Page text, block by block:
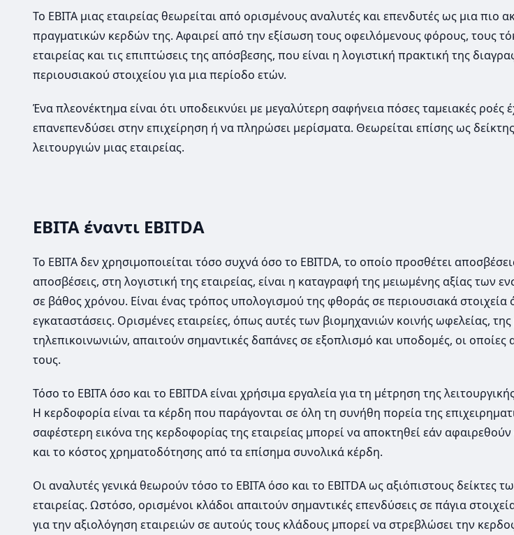
Το EBITA μιας εταιρείας θεωρείται από ορισμένους αναλυτές και επενδυτές ως μια πιο
πραγματικών κερδών της. Αφαιρεί από την εξίσωση τους οφειλόμενους φόρους, τους
εταιρείας και τις επιπτώσεις της απόσβεσης, που είναι η λογιστική πρακτική της
περιουσιακού στοιχείου για μια περίοδο ετών.
Ένα πλεονέκτημα είναι ότι υποδεικνύει με μεγαλύτερη σαφήνεια πόσες ταμειακές ροές
επανεπενδύσει στην επιχείρηση ή να πληρώσει μερίσματα. Θεωρείται επίσης ως
λειτουργιών μιας εταιρείας.
EBITA έναντι EBITDA
Το EBITA δεν χρησιμοποιείται τόσο συχνά όσο το EBITDA, το οποίο προσθέτει
αποσβέσεις, στη λογιστική της εταιρείας, είναι η καταγραφή της μειωμένης αξίας των
σε βάθος χρόνου. Είναι ένας τρόπος υπολογισμού της φθοράς σε περιουσιακά στοιχεία
εγκαταστάσεις. Ορισμένες εταιρείες, όπως αυτές των βιομηχανιών κοινής ωφελείας,
τηλεπικοινωνιών, απαιτούν σημαντικές δαπάνες σε εξοπλισμό και υποδομές, οι οποίες
τους.
Τόσο το EBITA όσο και το EBITDA είναι χρήσιμα εργαλεία για τη μέτρηση της
Η κερδοφορία είναι τα κέρδη που παράγονται σε όλη τη συνήθη πορεία της
σαφέστερη εικόνα της κερδοφορίας της εταιρείας μπορεί να αποκτηθεί εάν
και το κόστος χρηματοδότησης από τα επίσημα συνολικά κέρδη.
Οι αναλυτές γενικά θεωρούν τόσο το EBITA όσο και το EBITDA ως αξιόπιστους δείκτες
εταιρείας. Ωστόσο, ορισμένοι κλάδοι απαιτούν σημαντικές επενδύσεις σε πάγια
για την αξιολόγηση εταιρειών σε αυτούς τους κλάδους μπορεί να στρεβλώσει την